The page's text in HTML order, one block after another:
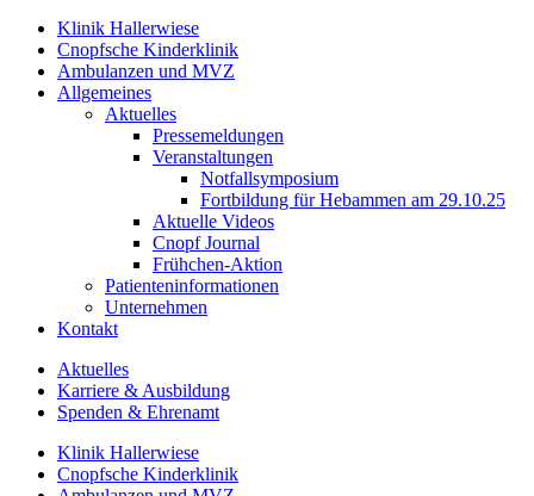
Klinik Hallerwiese
Cnopfsche Kinderklinik
Ambulanzen und MVZ
Allgemeines
Aktuelles
Pressemeldungen
Veranstaltungen
Notfallsymposium
Fortbildung für Hebammen am 29.10.25
Aktuelle Videos
Cnopf Journal
Frühchen-Aktion
Patienteninformationen
Unternehmen
Kontakt
Aktuelles
Karriere & Ausbildung
Spenden & Ehrenamt
Klinik Hallerwiese
Cnopfsche Kinderklinik